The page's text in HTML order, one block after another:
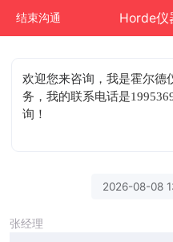
结束沟通 Horde仪
欢迎您来咨询 ，我是霍尔
务，我的联系电话是
询！
2026-08-08
张经理